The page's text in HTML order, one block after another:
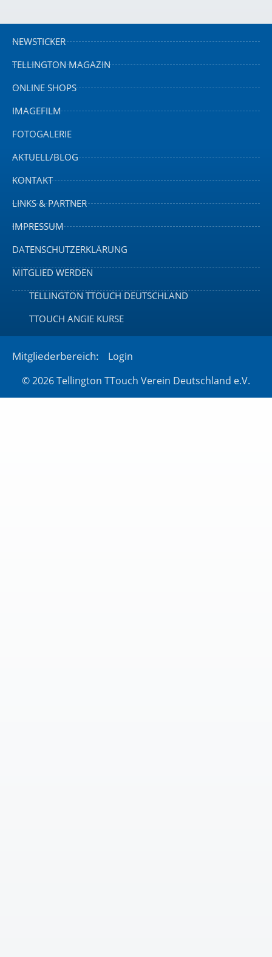
NEWSTICKER
TELLINGTON MAGAZIN
ONLINE SHOPS
IMAGEFILM
FOTOGALERIE
AKTUELL/BLOG
KONTAKT
LINKS & PARTNER
IMPRESSUM
DATENSCHUTZERKLÄRUNG
MITGLIED WERDEN
TELLINGTON TTOUCH DEUTSCHLAND
TTOUCH ANGIE KURSE
© 2026 Tellington TTouch Verein Deutschland e.V.
Mitgliederbereich: Login